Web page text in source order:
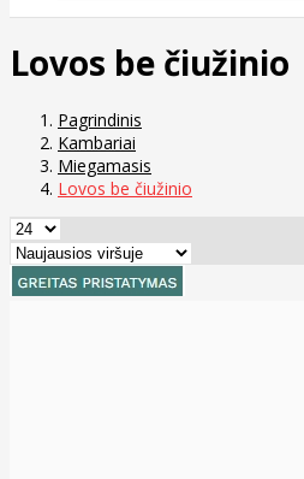
Lovos be čiužinio
Pagrindinis
Kambariai
Miegamasis
Lovos be čiužinio